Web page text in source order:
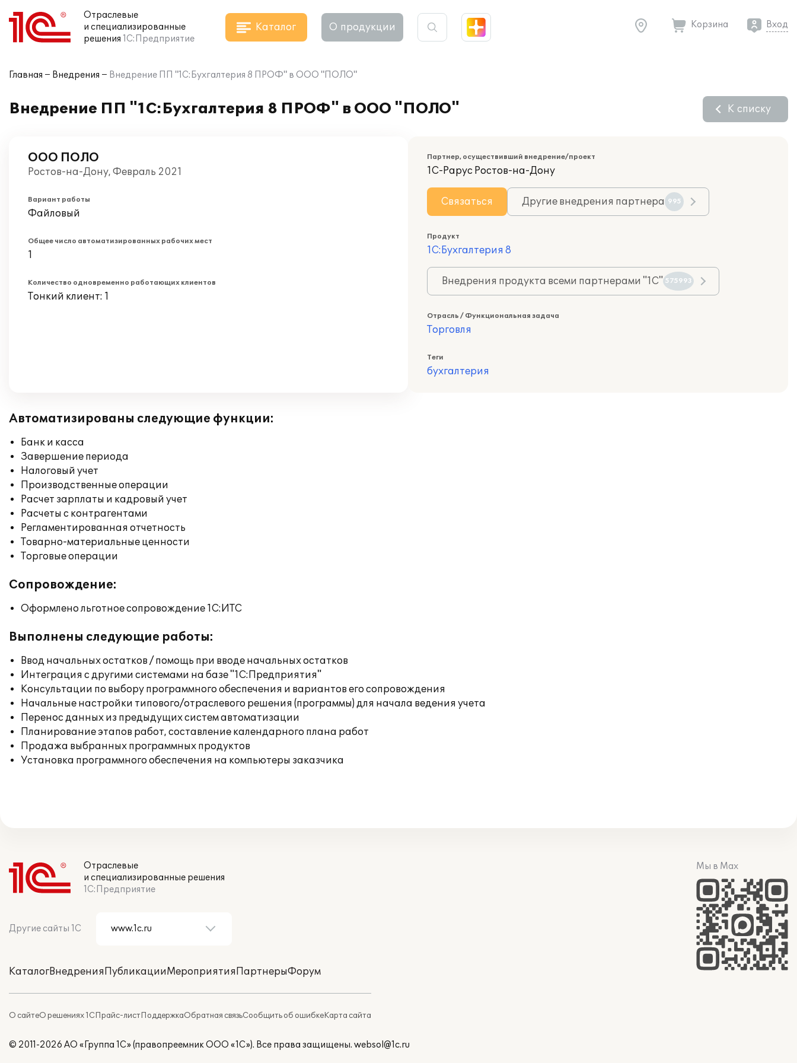
Отраслевые
и специализированные
решения 1С:Предприятие
Каталог О продукции Корзина Вход
Главная Внедрения Внедрение ПП "1С:Бухгалтерия 8 ПРОФ" в ООО "ПОЛО"
Внедрение ПП "1С:Бухгалтерия 8 ПРОФ" в ООО "ПОЛО" К списку
ООО ПОЛО
Ростов-на-Дону, Февраль 2021
Вариант работы
Файловый
Общее число автоматизированных рабочих мест
1
Количество одновременно работающих клиентов
Тонкий клиент: 1
Партнер, осуществивший внедрение/проект
1С-Рарус Ростов-на-Дону
Связаться Другие внедрения партнера 995
Продукт
1С:Бухгалтерия 8
Внедрения продукта всеми партнерами "1С" 575993
Отрасль / Функциональная задача
Торговля
Теги
бухгалтерия
Автоматизированы следующие функции:
Банк и касса
Завершение периода
Налоговый учет
Производственные операции
Расчет зарплаты и кадровый учет
Расчеты с контрагентами
Регламентированная отчетность
Товарно-материальные ценности
Торговые операции
Сопровождение:
Оформлено льготное сопровождение 1С:ИТС
Выполнены следующие работы:
Ввод начальных остатков / помощь при вводе начальных остатков
Интеграция с другими системами на базе "1С:Предприятия"
Консультации по выбору программного обеспечения и вариантов его сопровождения
Начальные настройки типового/отраслевого решения (программы) для начала ведения учета
Перенос данных из предыдущих систем автоматизации
Планирование этапов работ, составление календарного плана работ
Продажа выбранных программных продуктов
Установка программного обеспечения на компьютеры заказчика
Отраслевые
и специализированные решения
1С:Предприятие
Другие сайты 1С
КаталогВнедренияПубликацииМероприятияПартнерыФорум
О сайтеО решениях 1СПрайс-листПоддержкаОбратная связьСообщить об ошибкеКарта сайта
Мы в Max
© 2011-2026 АО «Группа 1С» (правопреемник ООО «1С»). Все права защищены. websol@1c.ru